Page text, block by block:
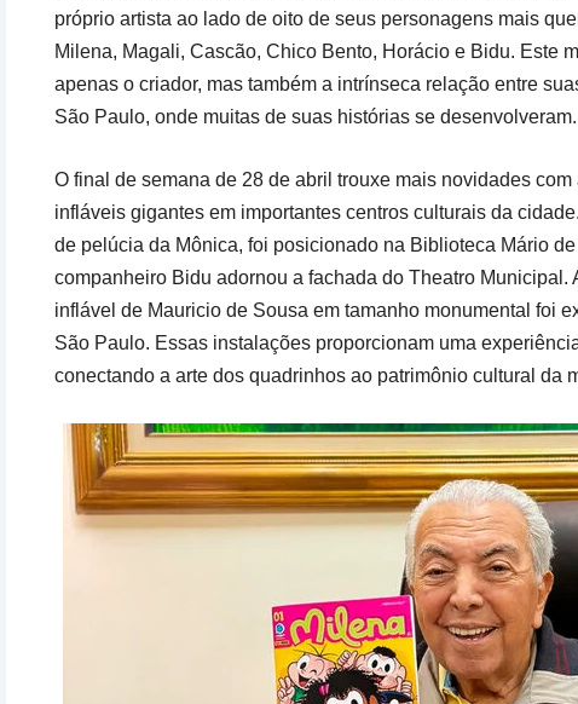
próprio artista ao lado de oito de seus personagens mais
Milena, Magali, Cascão, Chico Bento, Horácio e Bidu. Este
apenas o criador, mas também a intrínseca relação entre
São Paulo, onde muitas de suas histórias se desenvolveram.
O final de semana de 28 de abril trouxe mais novidades
infláveis gigantes em importantes centros culturais da
de pelúcia da Mônica, foi posicionado na Biblioteca Mário
companheiro Bidu adornou a fachada do Theatro Municipal.
inflável de Mauricio de Sousa em tamanho monumental foi
São Paulo. Essas instalações proporcionam uma
conectando a arte dos quadrinhos ao patrimônio cultural da